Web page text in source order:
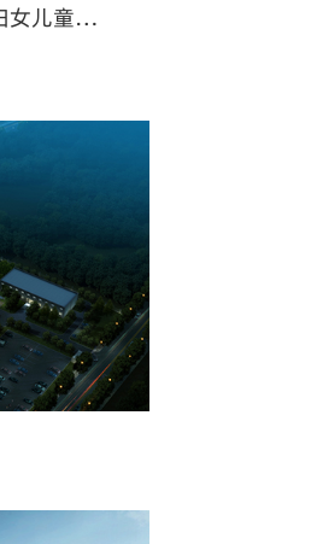
四川大学华西第二医院高新妇女儿童医院（成都高新区妇女儿童医院）